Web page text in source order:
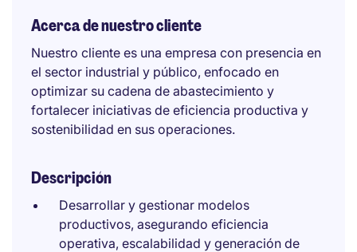
Acerca de nuestro cliente
Nuestro cliente es una empresa con presencia en
el sector industrial y público, enfocado en
optimizar su cadena de abastecimiento y
fortalecer iniciativas de eficiencia productiva y
sostenibilidad en sus operaciones.
Descripción
Desarrollar y gestionar modelos
productivos, asegurando eficiencia
operativa, escalabilidad y generación de